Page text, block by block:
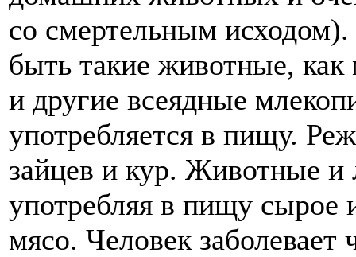
со смертельным
быть такие животные, как
и другие всеядные
употребляется в пищу.
зайцев и кур. Животные
употребляя в пищу сырое
мясо. Человек заболевает